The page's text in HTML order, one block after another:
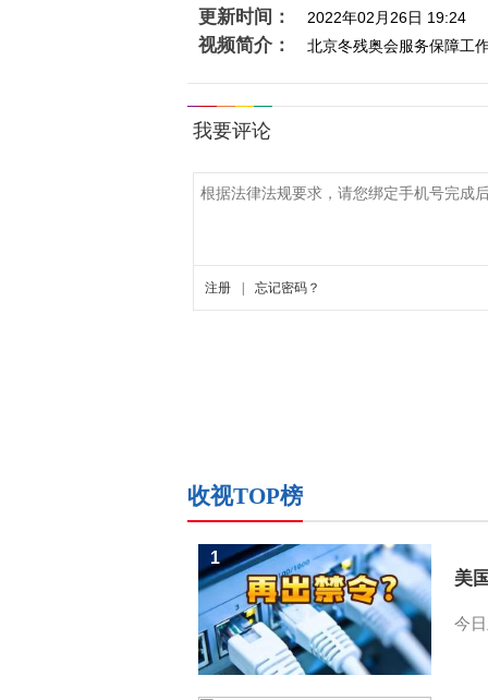
更新时间： 2022年02月26日 19:24
视频简介： 北京冬残奥会服务保障工
收视TOP榜
美
今
1